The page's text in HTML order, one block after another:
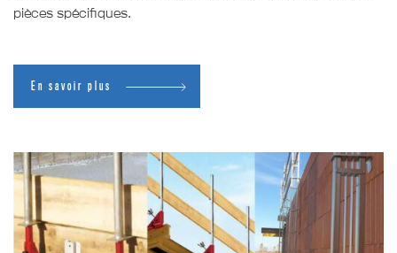
pièces spécifiques.
En savoir plus